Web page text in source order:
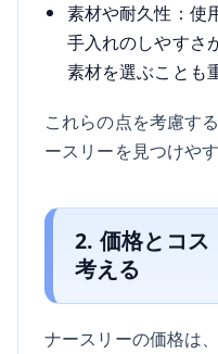
素材や耐久性：使
手入れのしやすさ
素材を選ぶことも
これらの点を考慮す
ースリーを見つけや
2. 価格とコス
考える
ナースリーの価格は